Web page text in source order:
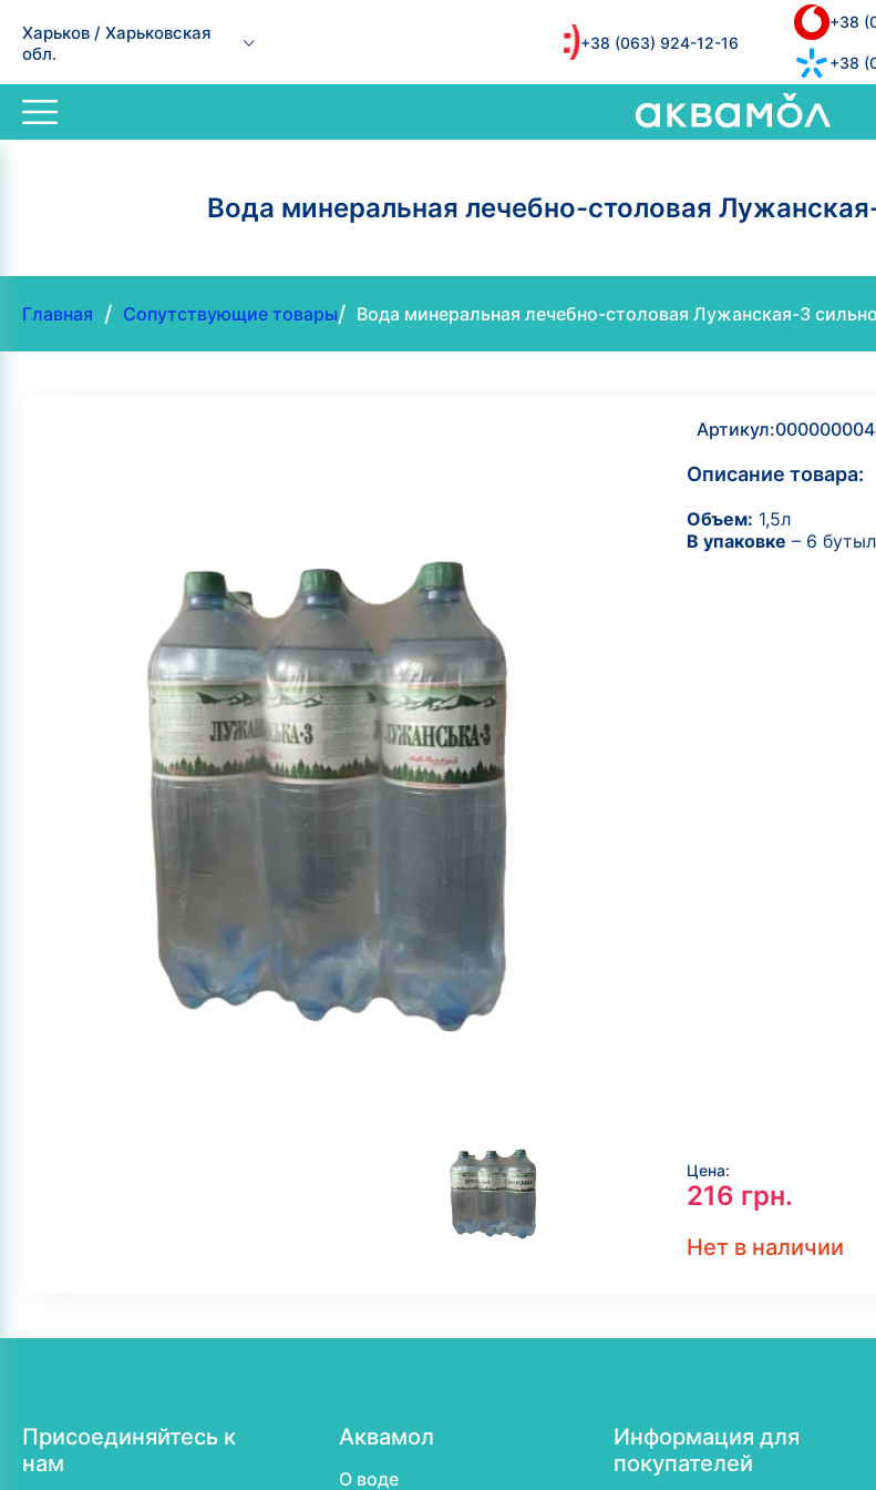
Харьков / Харьковская
обл.
+38 (063) 924-12-16
+38
+38
Вода минеральная лечебно-столовая
Главная / Сопутствующие товары/ Вода минеральная лечебно-столовая Лужанская-3
Артикул:
Описание товара:
Объем: 1,5л
В упаковке – 6
Цена:
216 грн.
Нет в наличии
Присоединяйтесь к
нам
Аквамол
О воде
Информация для
покупателей